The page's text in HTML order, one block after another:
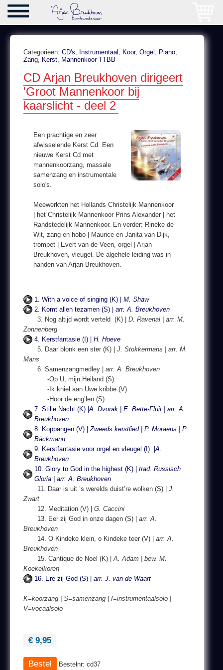
Categorieën: CD's, Instrumentaal , Koor, Orgel , Piano,
Zang, Kerst, Mannenkoor TTBB
CD Arjan Breukhoven dirigeert
'Groot Mannenkoor bij
kaarslicht - deel 2
Een prachtige en zeer
afwisselende Kerst Cd. Een
nieuwe Kerst Cd met
mannenkoorzang, massale
samenzang en instrumentale
solo's.
Meewerkten het Hollands Christelijk Mannenkoor
| het Christelijk Mannenkoor Prins Alexander | het
Randstedelijk Mannenkoor. En verder: Rineke de
Wit, zang en hobo | Maurice en Janita van Dijk,
trompet | Evert van de Veen, orgel | Arjan
Breukhoven, vleugel. De algehele leiding was in
handen van Arjan Breukhoven.
1. With a voice of singing (K) | M. Shaw
2. Komt allen tezamen (S) | arr. A. Breukhoven
3. Nog altijd wordt verteld (K) | D. Ravenal | arr. M.
Zonnenberg
4. Kerstfantasie (I) | H. Hoeve
5. Daar blonk een ster (K) | J. Stokkermans | arr. M.
Mans
6. Samenzangmedley | arr. A. Breukhoven
-Op U, mijn Heiland (S)
-Ik kniel aan Uwe kribbe (V)
-Hoor de eng’len (S)
7. Stille Nacht (K) |A. Dvorak | E. Bette-Fluit | arr. A.
Breukhoven
8. Koppangen (V) |Zweeds kerstlied | P. Moraens | P.
Bäckmann
9. Kerstfantasie voor orgel en vleugel (I) |A.
Breukhoven
10. Glory to God in the highest (K) | trad. Russisch
Gloria | arr. A. Breukhoven
11. Daar is uit ’s werelds duist’re wolken (S) | J.
Zwart
12. Meditation (V) | G. Caccini
13. Eer zij God in onze dagen (S) | arr. A.
Breukhoven
14. O Kindeke klein, o Kindeke teer (V) | arr. A.
Breukhoven
15. Cantique de Noel (K) |A. Adam | bew. M.
Koekelkoren
16. Ere zij God (S) | arr. J. van de Waart
K=koorzang | S=samenzang | I=instrumentaalsolo |
V=vocaalsolo
€ 9,95
Bestelnr: cd37